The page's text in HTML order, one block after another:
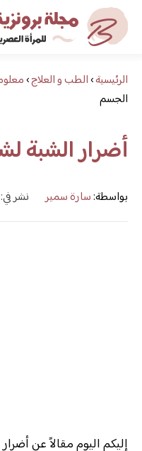
مجلةالرئيسية›الطب و العلاج›
الجسم
أضرار الشبة
بواسطة:سارة سمير نشر في: 18 يناير، 2020
إليكم اليوم مقالاً عن